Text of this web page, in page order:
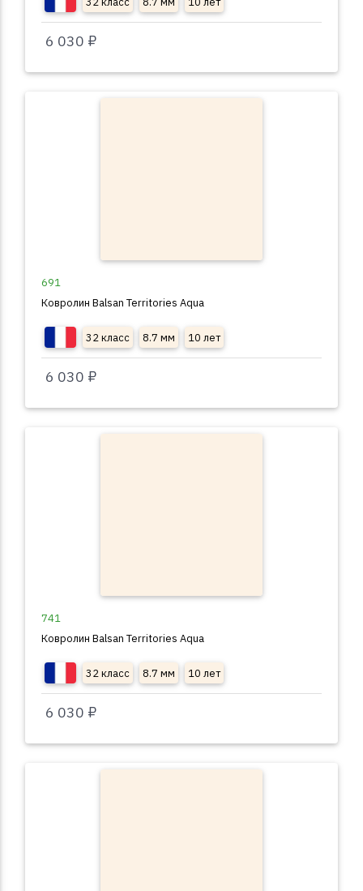
6 030 ₽
691
Ковролин Balsan Territories Aqua
32 класс 8.7 мм 10 лет
6 030 ₽
741
Ковролин Balsan Territories Aqua
32 класс 8.7 мм 10 лет
6 030 ₽